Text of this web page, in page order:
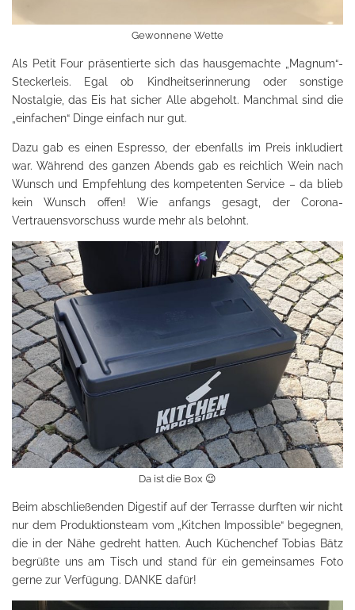
Gewonnene Wette
Als Petit Four präsentierte sich das hausgemachte „Magnum“-
Steckerleis. Egal ob Kindheitserinnerung oder sonstige
Nostalgie, das Eis hat sicher Alle abgeholt. Manchmal sind die
„einfachen“ Dinge einfach nur gut.
Dazu gab es einen Espresso, der ebenfalls im Preis inkludiert
war. Während des ganzen Abends gab es reichlich Wein nach
Wunsch und Empfehlung des kompetenten Service – da blieb
kein Wunsch offen! Wie anfangs gesagt, der Corona-
Vertrauensvorschuss wurde mehr als belohnt.
Da ist die Box 😉
Beim abschließenden Digestif auf der Terrasse durften wir nicht
nur dem Produktionsteam vom „Kitchen Impossible“ begegnen,
die in der Nähe gedreht hatten. Auch Küchenchef Tobias Bätz
begrüßte uns am Tisch und stand für ein gemeinsames Foto
gerne zur Verfügung. DANKE dafür!